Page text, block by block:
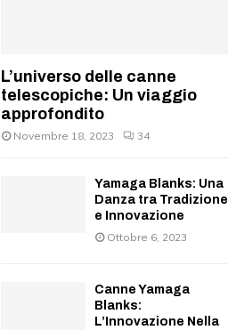
L’universo delle canne
telescopiche: Un viaggio
approfondito
Novembre 18, 2023 34
Yamaga Blanks: Una
Danza tra Tradizione
e Innovazione
Ottobre 6, 2023
Canne Yamaga
Blanks:
L’Innovazione Nella